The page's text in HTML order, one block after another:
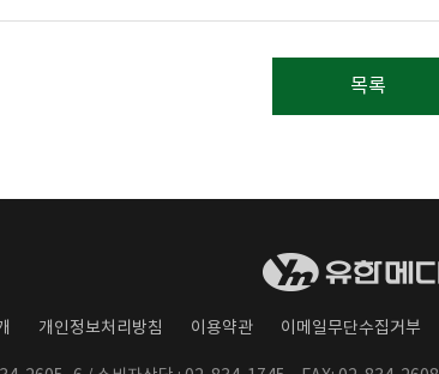
목록
개인정보처리방침 이용약관 이메일무단수집거부